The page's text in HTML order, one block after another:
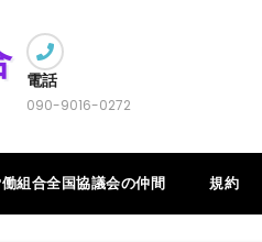
電話
090-9016-0272
組合全国協議会の仲間 規約